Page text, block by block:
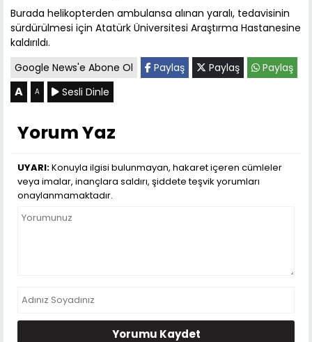
Burada helikopterden ambulansa alınan yaralı, tedavisinin
sürdürülmesi için Atatürk Üniversitesi Araştırma Hastanesine
kaldırıldı.
Google News'e Abone Ol
Paylaş Paylaş Paylaş
A A Sesli Dinle
Yorum Yaz
UYARI:Konuyla ilgisi bulunmayan, hakaret içeren cümleler
veya imalar, inançlara saldırı, şiddete teşvik yorumları
onaylanmamaktadır.
Yorumu Kaydet